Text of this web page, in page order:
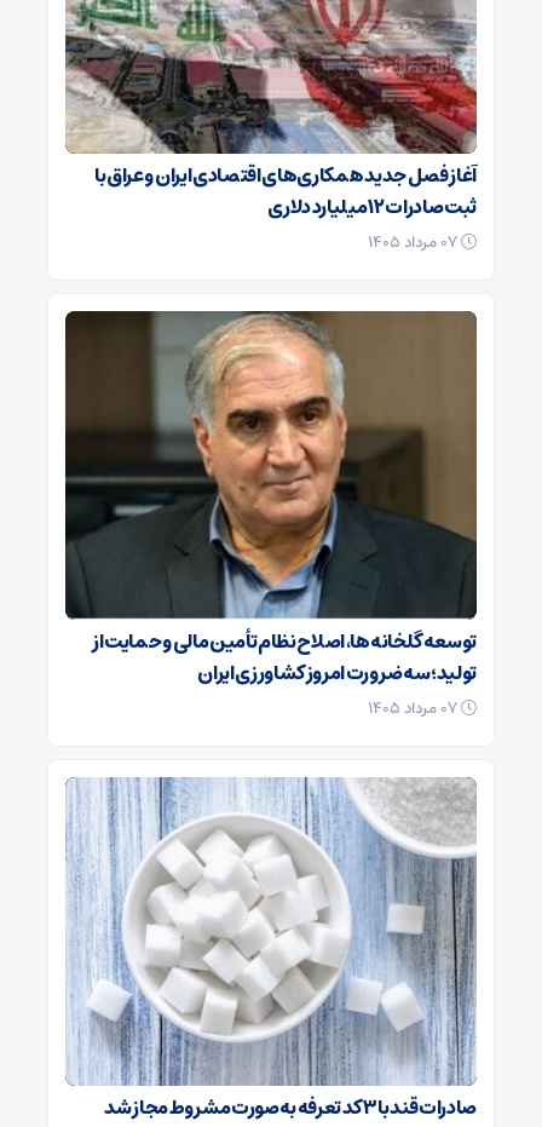
آغاز فصل جدید همکاری‌های اقتصادی ایران و عراق با
ثبت صادرات ۱۲ میلیارد دلاری
توسعه گلخانه‌ها، اصلاح نظام تأمین مالی و حمایت از
تولید؛ سه ضرورت امروز کشاورزی ایران
صادرات قند با ۳ کد تعرفه به‌صورت مشروط مجاز شد